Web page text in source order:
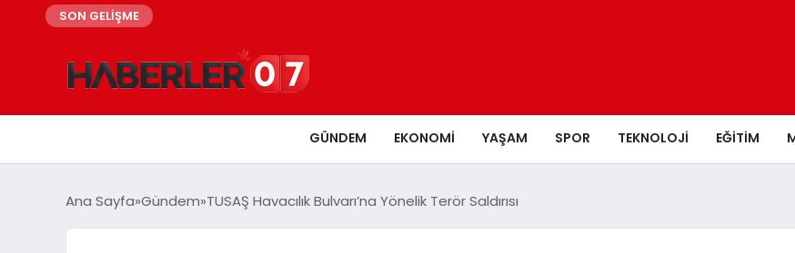
SON GELİŞME
GÜNDEM EKONOMI YAŞAM SPOR TEKNOLOJI EĞITIM
Ana Sayfa Gündem TUSAŞ Havacılık Bulvarı’na Yönelik Terör Saldırısı